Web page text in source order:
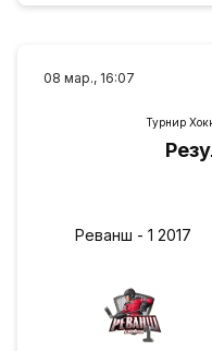
08 мар., 16:07
Турнир
Реванш - 1 2017